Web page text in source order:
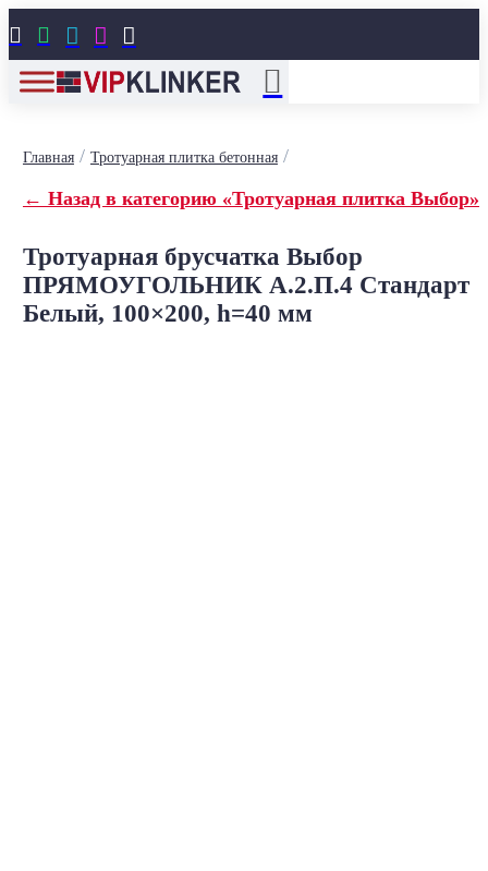
    
Главная/ Тротуарная плитка бетонная/
← Назад в категорию «Тротуарная плитка Выбор»
Тротуарная брусчатка Выбор
ПРЯМОУГОЛЬНИК А.2.П.4 Стандарт
Белый, 100×200, h=40 мм